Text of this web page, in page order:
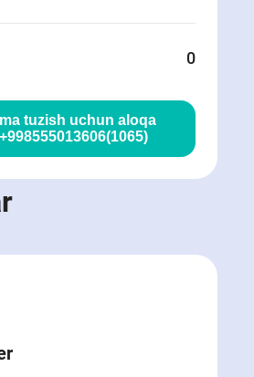
0
tuzish uchun aloqa